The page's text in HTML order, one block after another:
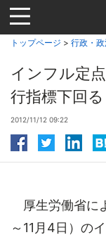
Jump
to
navigation
トップページ > 行政・
インフル定
行指標下回る
2012/11/12 09:22
厚生労働省に
～11月4日）の